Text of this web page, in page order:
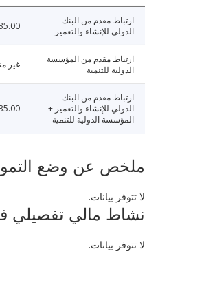
ارتباط مقدم من البنك
الدولي للإنشاء والتعمير
ارتباط مقدم من المؤسسة
الدولية للتنمية
غير
ارتباط مقدم من البنك
الدولي للإنشاء والتعمير +
المؤسسة الدولية للتنمية
ملخص عن وضع التمويل
لا تتوفر بيانات.
نشاط مالي تفصيلي في 2026/
لا تتوفر بيانات.